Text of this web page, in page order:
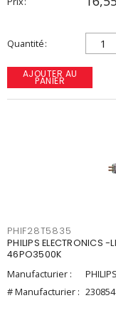
Quantité
AJOUTER AU
PANIER
PHIF28T5835
PHILIPS ELECTRONICS
46PO3500K
Manufacturier :
# Manufacturier : 230854